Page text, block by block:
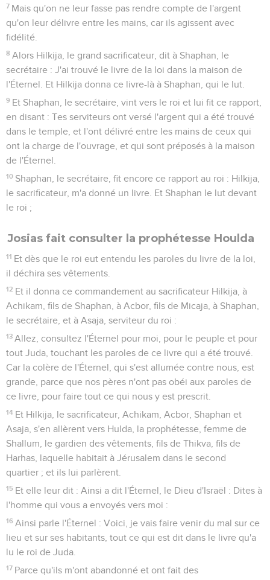
réduisit en cendres, et en fit jeter les cendres sur les
tombeaux des enfants du peuple.
maison de l'Éternel, et où les femmes tissaient des tentes
pour les Ashéra.
profana les hauts lieux où les sacrificateurs faisaient des
encensements, depuis Guéba jusqu'à Béer-Shéba ; et il
démolit les hauts lieux des portes, entre autres celui qui était
à l'entrée de la porte de Josué, préfet de la ville, à gauche
Au reste, ceux qui avaient été sacrificateurs des hauts lieux
ne montaient pas à l'autel de l'Éternel à Jérusalem, mais ils
mangeaient des pains sans levain parmi leurs frères.
Il profana aussi Topheth, dans la vallée du fils de Hinnom,
afin qu'il ne servît plus à personne pour y faire passer son fils
ou sa fille par le feu, à Moloc.
11
les rois de Juda avaient consacrés au soleil, vers le logis de
Néthanmélec, eunuque, situé à Parvarim, et il brûla au feu
les chars du soleil.
12 Le roi démolit aussi les autels qui étaient sur la plate-forme
de la chambre haute d'Achaz, et que les rois de Juda avaient
faits, et les autels que Manassé avait faits dans les deux
parvis de la maison de l'Éternel ; il les brisa et les ôta de là, et
en répandit la poussière au torrent du Cédron.
13 Le roi profana aussi les hauts lieux qui étaient vis-à-vis de
Jérusalem, à main droite de la montagne de Perdition que
Salomon, roi d'Israël, avait bâtis à Astarté, l'infamie des
Sidoniens, et à Kémosh, l'infamie des Moabites, et à Milcom,
l'abomination des enfants d'Ammon.
14 Il brisa les statues, il coupa les emblèmes d'Ashéra et
remplit leur emplacement d'ossements humains.
Réforme religieuse en Israël
15
Jéroboam, fils de Nébat, et par lequel il avait fait pécher